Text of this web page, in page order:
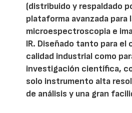
(distribuido y respaldado
plataforma avanzada para
microespectroscopia e
IR. Diseñado tanto para el
calidad industrial como
investigación científica,
solo instrumento alta
de análisis y una gran